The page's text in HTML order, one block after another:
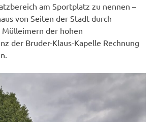
am Sportplatz zu nennen –
von Seiten der Stadt durch
der hohen
der Bruder-Klaus-Kapelle Rechnung